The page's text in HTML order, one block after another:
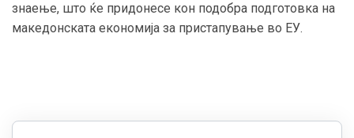
знаење, што ќе придонесе кон подобра подготовка на
македонската економија за пристапување во ЕУ.